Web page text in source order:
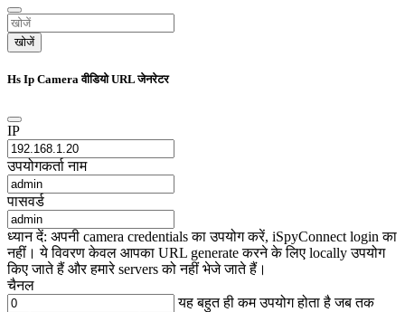
खोजें
Hs Ip Camera वीडियो URL जेनरेटर
IP
उपयोगकर्ता नाम
पासवर्ड
ध्यान दें: अपनी camera credentials का उपयोग करें, iSpyConnect login का
नहीं। ये विवरण केवल आपका URL generate करने के लिए locally उपयोग
किए जाते हैं और हमारे servers को नहीं भेजे जाते हैं।
चैनल
यह बहुत ही कम उपयोग होता है जब तक